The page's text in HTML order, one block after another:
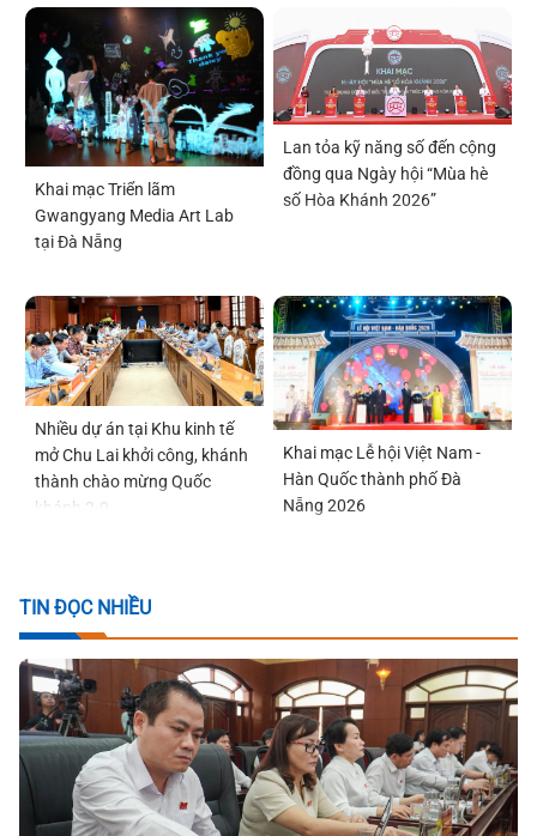
Khai mạc Triển lãm
Gwangyang Media Art Lab
tại Đà Nẵng
Lan tỏa kỹ năng số đến cộng
đồng qua Ngày hội “Mùa hè
số Hòa Khánh 2026”
Nhiều dự án tại Khu kinh tế
mở Chu Lai khởi công, khánh
thành chào mừng Quốc
khánh 2-9
Khai mạc Lễ hội Việt Nam -
Hàn Quốc thành phố Đà
Nẵng 2026
TIN ĐỌC NHIỀU